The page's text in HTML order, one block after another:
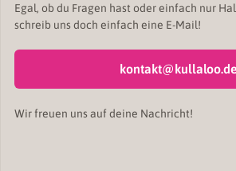
Egal, ob du Fragen hast oder einfach nur
schreib uns doch einfach eine E-Mail!
kontakt@kullaloo.de
Wir freuen uns auf deine Nachricht!